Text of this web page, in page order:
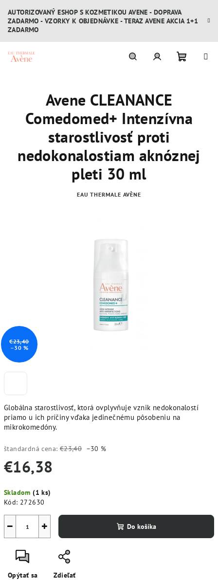
obsah
AUTORIZOVANÝ ESHOP S KOZMETIKOU AVENE - DOPRAVA
ZADARMO - VZORKY K OBJEDNÁVKE - TERAZ AVENE AKCIA 1+1
ZADARMO
Globálna starostlivosť, ktorá ovplyvňuje vznik nedokonalostí
priamo u ich príčiny vďaka jedinečnému pôsobeniu na
mikrokomedóny.
štandardná cena: €23,40 –30 %
€16,38
cena:
Skladom(1 ks)
Kód: 272630
+
− Do košíka
Opýtať sa Zdieľať
Avene CLEANANCE
Comedomed+ Intenzívna
starostlivosť proti
nedokonalostiam aknóznej
pleti 30 ml
EAU THERMALE AVÈNE
€23,40
–30 %